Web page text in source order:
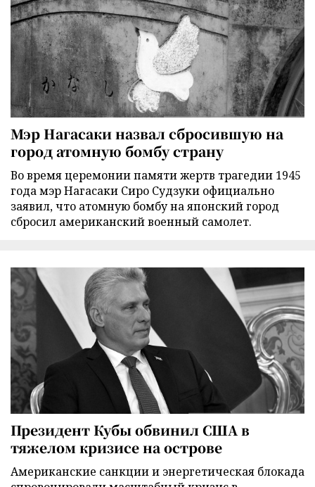
Мэр Нагасаки назвал сбросившую на
город атомную бомбу страну
Во время церемонии памяти жертв трагедии 1945
года мэр Нагасаки Сиро Судзуки официально
заявил, что атомную бомбу на японский город
сбросил американский военный самолет.
Президент Кубы обвинил США в
тяжелом кризисе на острове
Американские санкции и энергетическая блокада